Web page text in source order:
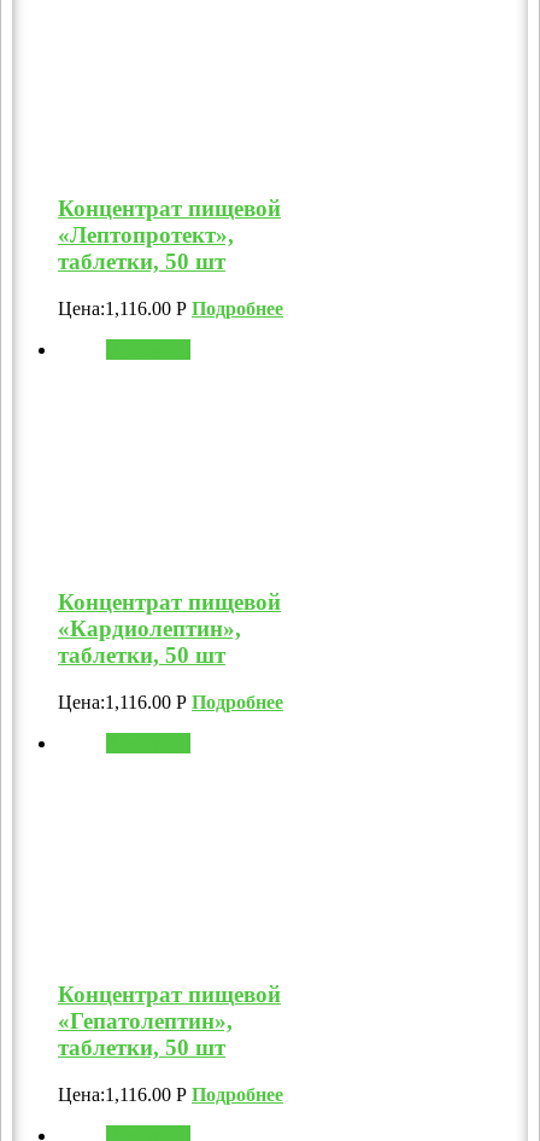
Концентрат пищевой
«Лептопротект»,
таблетки, 50 шт
Цена:1,116.00 Р Подробнее
Концентрат пищевой
«Кардиолептин»,
таблетки, 50 шт
Цена:1,116.00 Р Подробнее
Концентрат пищевой
«Гепатолептин»,
таблетки, 50 шт
Цена:1,116.00 Р Подробнее